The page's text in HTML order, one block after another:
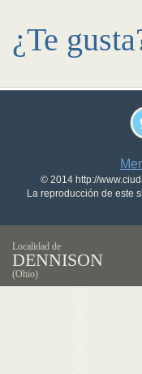
¿Te
© 2014 http://
La reproducción de este
Localidad de
DENNISON
(Ohio)